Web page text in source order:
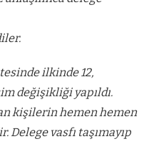
ilkinde 12,
değişikliği yapıldı.
kişilerin hemen hemen
Delege vasfı taşımayıp